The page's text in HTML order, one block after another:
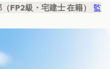
（FP2級・宅建士 在籍）
監